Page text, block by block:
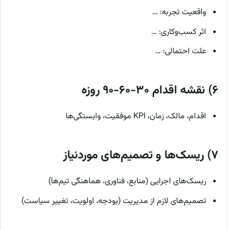
واقعیت تجربه: …
اثر کسب‌وکاری: …
علت احتمالی: …
۶) نقشه اقدام ۳۰-۶۰-۹۰ روزه
اقدام، مالک، زمان، KPI موفقیت، وابستگی‌ها
۷) ریسک‌ها و تصمیم‌های موردنیاز
ریسک‌های اجرایی (منابع، فناوری، هماهنگی تیم‌ها)
تصمیم‌های لازم از مدیریت (بودجه، اولویت، تغییر سیاست)